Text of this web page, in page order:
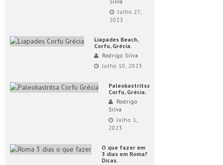
Silva
Julho 27,
2023
Liapades Beach,
Corfu, Grécia.
Rodrigo Silva
Julho 10, 2023
Paleokastritsa,
Corfu, Grécia.
Rodrigo
Silva
Julho 1,
2023
O que fazer em
3 dias em Roma?
Dicas.